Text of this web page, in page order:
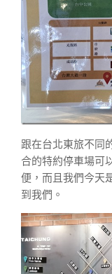
跟在台北東旅不同
合的特約停車場可
便，而且我們今天
到我們。